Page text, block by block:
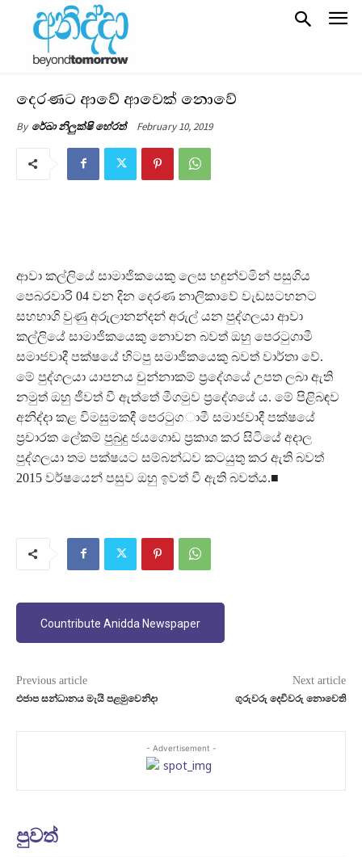
දෙරණට ආවේ ආවෙක් නොවේ
By රේඛා නිලුක්ෂි හේරත් February 10, 2019
ආවා කල්ලියේ සාමාජිකයෙකු ලෙස හඳුන්වමින් පසුගිය
පෙබරවාරි 04 වන දින දෙරණ නාලිකාවේ වැඩසටහනට
සහභාගි වුණු අරුලානන්දන් අරුල් යන පුද්ගලයා ආවා
කල්ලියේ සාමාජිකයෙකු නොවන බවත් ඔහු පෙරටුගාමී
සමාජවාදී පක්ෂයේ හිටපු සමාජිකයෙකු බවත් වාර්තා වේ.
මේ පුද්ගලයා යාපනය චුන්නාකම් ප්‍රදේශයේ උපත ලබා ඇති
නමුත් ඔහු ජීවත් වී ඇත්තේ මීගමුව ප්‍රදේශයේ ය. මේ පිළිබඳව
අනිද්දා කළ විමසුමකදී පෙරටුග ාමී සමාජවාදී පක්ෂයේ
ප්‍රචාරක ලේකම් පුබුදු ජයගොඩ ප්‍රකාශ කර සිටියේ අදාල
පුද්ගලයා තම පක්ෂයට සම්බන්ධව කටයුතු කර ඇති බවත්
2015 වර්ෂයෙන් පසුව ඔහු ඉවත් වී ඇති බවත්ය.■
Countribute Anidda Newspaper
Previous article
එජාප සන්ධානය මැයි පළමුවෙනිදා
Next article
ගුරුවරු දෙවිවරු නොවෙති
- Advertisement -
පුවත්